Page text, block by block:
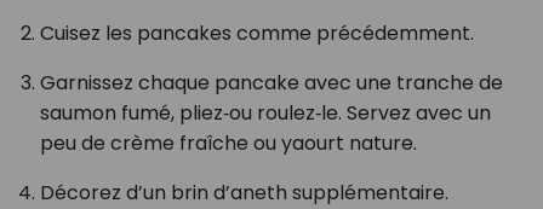
Cuisez les pancakes comme précédemment.
Garnissez chaque pancake avec une tranche de
saumon fumé, pliez‑ou roulez‑le. Servez avec un
peu de crème fraîche ou yaourt nature.
Décorez d’un brin d’aneth supplémentaire.